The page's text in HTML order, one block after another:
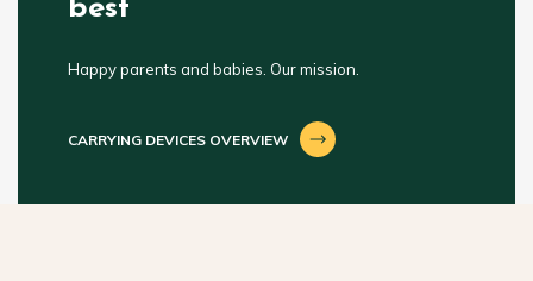
best
Happy parents and babies. Our mission.
CARRYING DEVICES OVERVIEW